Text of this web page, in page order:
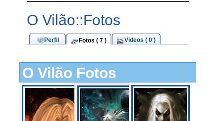
O Vilão::Fotos
Perfil Fotos ( 7 ) Videos ( 0 )
O Vilão Fotos